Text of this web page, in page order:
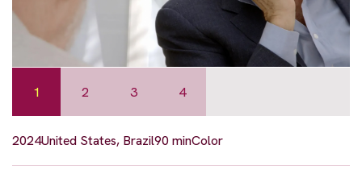
1 2 3 4
2024United States, Brazil90 minColor